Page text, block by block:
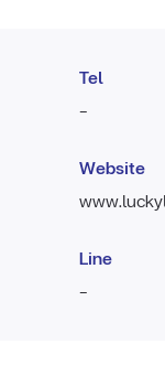
Tel
-
Website
Line
-